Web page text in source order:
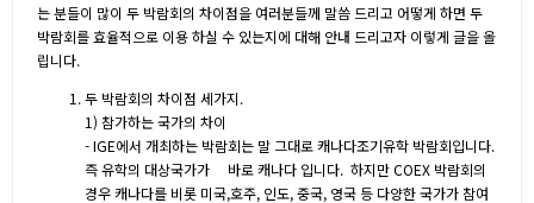
는 분들이 많이 두 박람회의 차이점을 여러분들께 말씀 드리고 어떻게 하면 두
박람회를 효율적으로 이용 하실 수 있는지에 대해 안내 드리고자 이렇게 글을 올
립니다.
두 박람회의 차이점 세가지.
1) 참가하는 국가의 차이
- IGE에서 개최하는 박람회는 말 그대로 캐나다조기유학 박람회입니다.
즉 유학의 대상국가가 바로 캐나다 입니다. 하지만 COEX 박람회의
경우 캐나다를 비롯 미국,호주, 인도, 중국, 영국 등 다양한 국가가 참여